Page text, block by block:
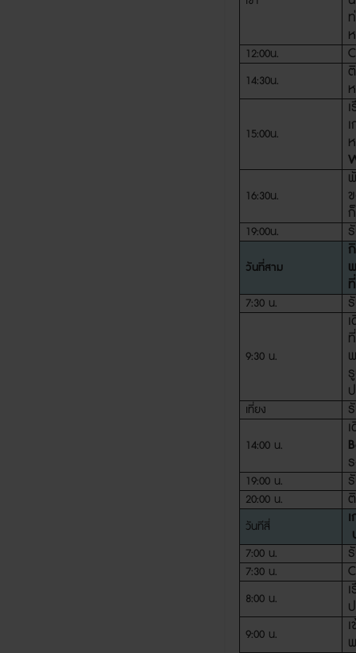
12:00น.
14:30น.
15:00น.
16:30น.
19:00น.
วันที่สาม
7:30 น.
9:30 น.
เที่ยง
14:00 น.
19:00 น.
20:00 น.
วันทีสี่
7:00 น.
7:30 น.
8:00 น.
9:00 น.